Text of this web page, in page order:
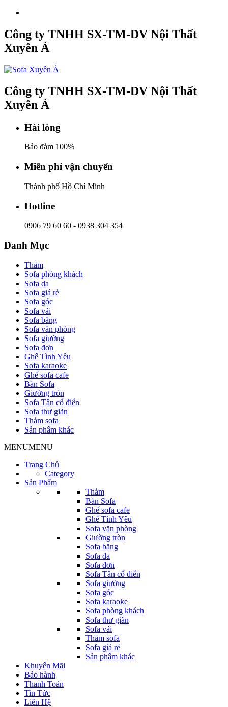
Công ty TNHH SX-TM-DV Nội Thất
Xuyên Á
Công ty TNHH SX-TM-DV Nội Thất
Xuyên Á
Hài lòng
Bảo đảm 100%
Miễn phí vận chuyển
Thành phố Hồ Chí Minh
Hotline
0906 79 60 60 - 0938 304 354
Danh Mục
Thảm
Sofa phòng khách
Sofa da
Sofa giá rẻ
Sofa góc
Sofa vải
Sofa băng
Sofa văn phòng
Sofa giường
Sofa đơn
Ghế Tình Yêu
Sofa karaoke
Ghế sofa cafe
Bàn Sofa
Giường tròn
Sofa Tân cổ điển
Sofa thư giãn
Thảm sofa
Sản phẩm khác
MENUMENU
Trang Chủ
Category
Sản Phẩm
Thảm
Bàn Sofa
Ghế sofa cafe
Ghế Tình Yêu
Sofa văn phòng
Giường tròn
Sofa băng
Sofa da
Sofa đơn
Sofa Tân cổ điển
Sofa giường
Sofa góc
Sofa karaoke
Sofa phòng khách
Sofa thư giãn
Sofa vải
Thảm sofa
Sofa giá rẻ
Sản phẩm khác
Khuyến Mãi
Bảo hành
Thanh Toán
Tin Tức
Liên Hệ